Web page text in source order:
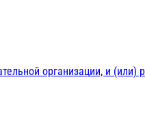
организации, и